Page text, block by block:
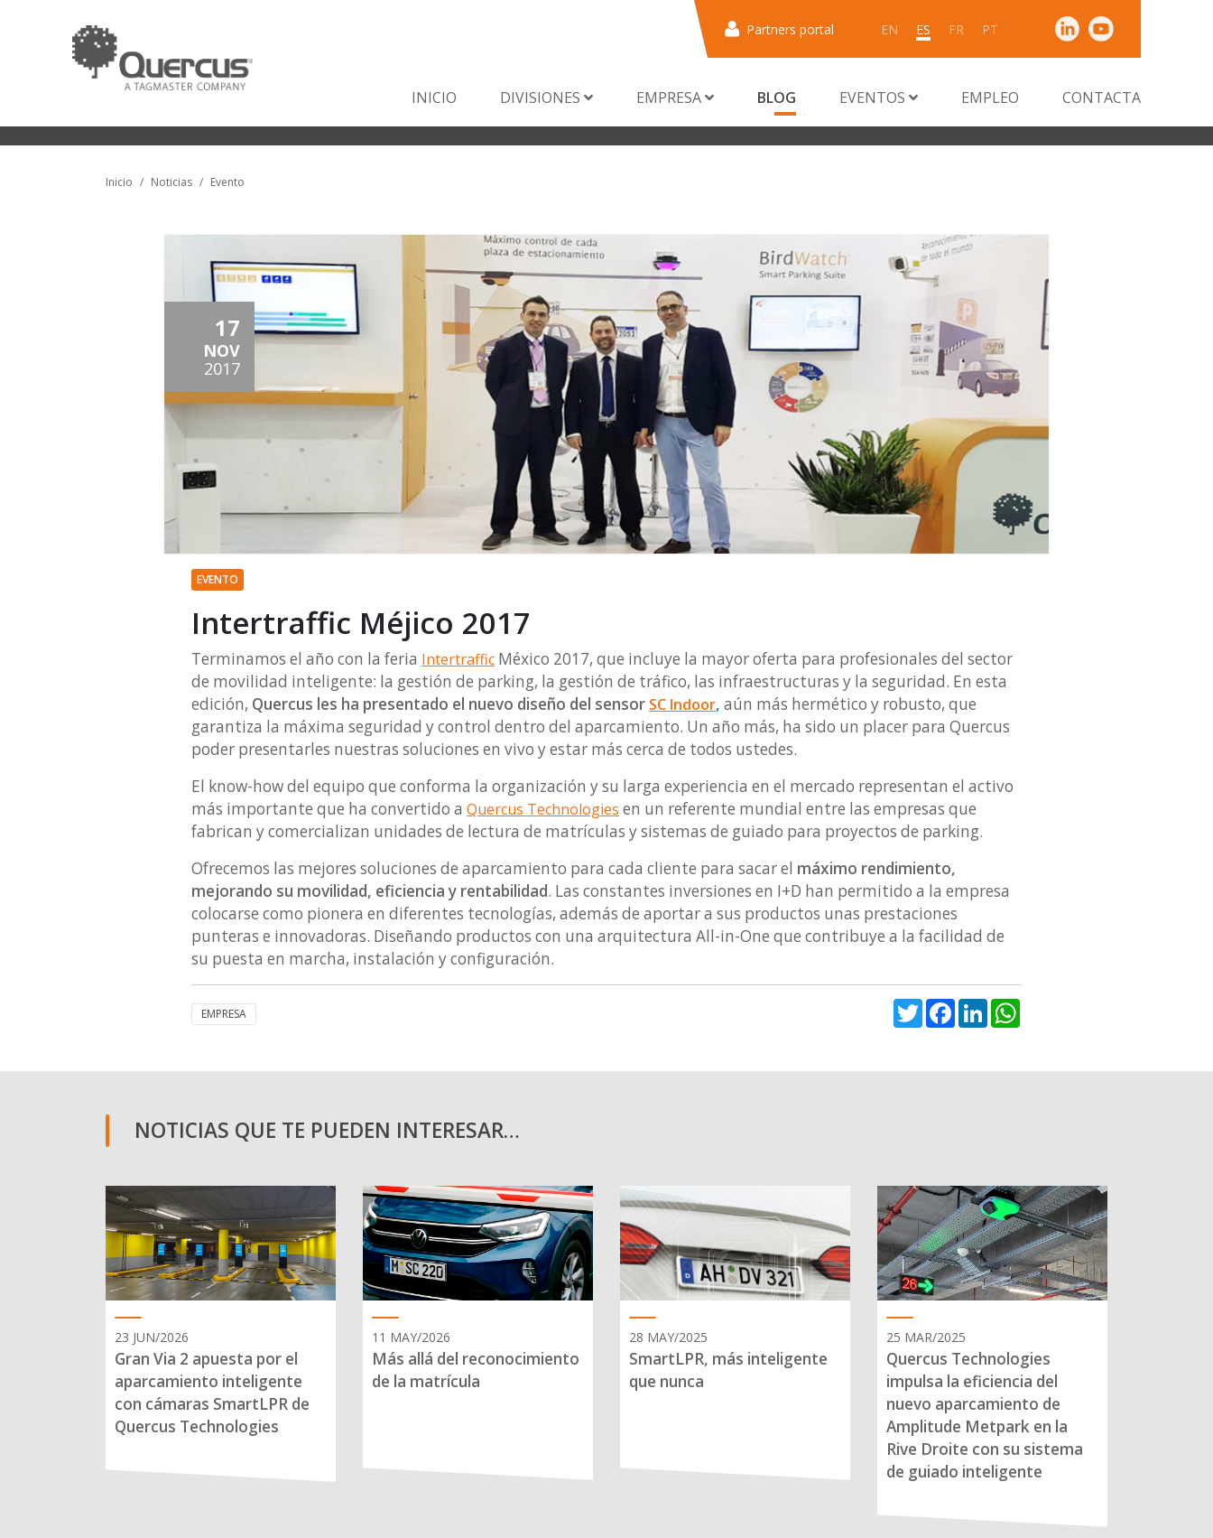
Partners portal EN ES FR PT
INICIO DIVISIONES EMPRESA BLOG EVENTOS EMPLEO CONTACTA
Inicio Noticias Evento
17
NOV
2017
EVENTO
Intertraffic Méjico 2017
Terminamos el año con la feria Intertraffic México 2017, que incluye la mayor oferta para profesionales del sector
de movilidad inteligente: la gestión de parking, la gestión de tráfico, las infraestructuras y la seguridad. En esta
edición, Quercus les ha presentado el nuevo diseño del sensor SC Indoor, aún más hermético y robusto, que
garantiza la máxima seguridad y control dentro del aparcamiento. Un año más, ha sido un placer para Quercus
poder presentarles nuestras soluciones en vivo y estar más cerca de todos ustedes.
El know-how del equipo que conforma la organización y su larga experiencia en el mercado representan el activo
más importante que ha convertido a Quercus Technologies en un referente mundial entre las empresas que
fabrican y comercializan unidades de lectura de matrículas y sistemas de guiado para proyectos de parking.
Ofrecemos las mejores soluciones de aparcamiento para cada cliente para sacar el máximo rendimiento,
mejorando su movilidad, eficiencia y rentabilidad. Las constantes inversiones en I+D han permitido a la empresa
colocarse como pionera en diferentes tecnologías, además de aportar a sus productos unas prestaciones
punteras e innovadoras. Diseñando productos con una arquitectura All-in-One que contribuye a la facilidad de
su puesta en marcha, instalación y configuración.
EMPRESA TwitterFacebook
LinkedIn
NOTICIAS QUE TE PUEDEN INTERESAR…
23 JUN/2026
Gran Via 2 apuesta por el
aparcamiento inteligente
con cámaras SmartLPR de
Quercus Technologies
11 MAY/2026
Más allá del reconocimiento
de la matrícula
28 MAY/2025
SmartLPR, más inteligente
que nunca
25 MAR/2025
Quercus Technologies
impulsa la eficiencia del
nuevo aparcamiento de
Amplitude Metpark en la
Rive Droite con su sistema
de guiado inteligente